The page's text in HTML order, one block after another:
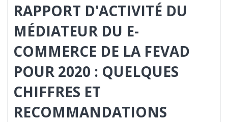
RAPPORT D'ACTIVITÉ DU
MÉDIATEUR DU E-
COMMERCE DE LA FEVAD
POUR 2020 : QUELQUES
CHIFFRES ET
RECOMMANDATIONS